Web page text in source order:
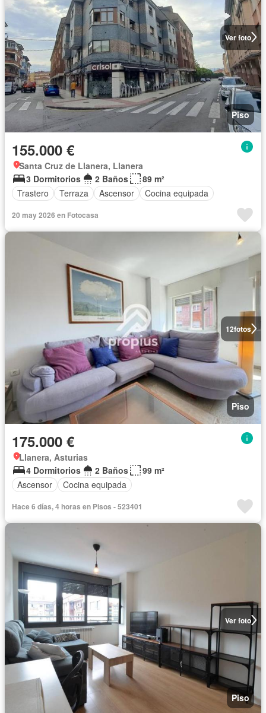
Ver foto
Piso
155.000 €
Santa Cruz de Llanera, Llanera
3 Dormitorios
2 Baños
89 m²
Trastero
Terraza Ascensor Cocina equipada
20 may 2026 en Fotocasa
12fotos
Piso
175.000 €
Llanera, Asturias
4 Dormitorios
2 Baños
99 m²
Ascensor
Cocina equipada
Hace 6 días, 4 horas en Pisos - 523401
Ver foto
Piso